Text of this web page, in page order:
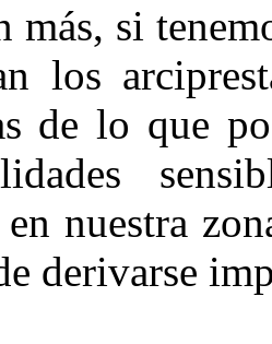
más, si
los
de lo que
en nuestra
derivarse